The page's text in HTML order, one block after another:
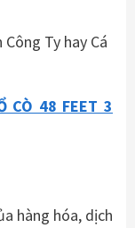
Ty hay Cá
CÒ 48 FEET 3
hàng hóa, dịch